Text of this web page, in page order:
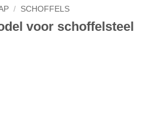
/ SCHOFFELS
voor schoffelsteel